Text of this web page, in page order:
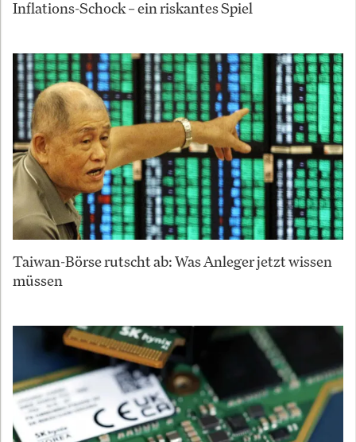
Inflations-Schock – ein riskantes Spiel
Taiwan-Börse rutscht ab: Was Anleger jetzt wissen
müssen